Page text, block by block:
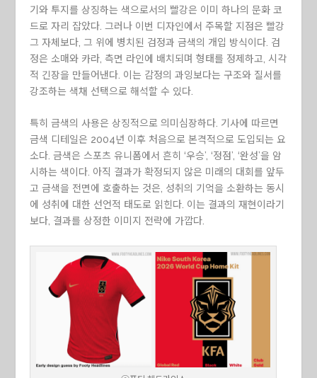
기와 투지를 상징하는 색으로서의 빨강은 이미 하나의 문화 코
드로 자리 잡았다. 그러나 이번 디자인에서 주목할 지점은 빨강
그 자체보다, 그 위에 병치된 검정과 금색의 개입 방식이다. 검
정은 소매와 카라, 측면 라인에 배치되며 형태를 정제하고, 시각
적 긴장을 만들어낸다. 이는 감정의 과잉보다는 구조와 질서를
강조하는 색채 선택으로 해석할 수 있다.
특히 금색의 사용은 상징적으로 의미심장하다. 기사에 따르면
금색 디테일은 2004년 이후 처음으로 본격적으로 도입되는 요
소다. 금색은 스포츠 유니폼에서 흔히 ‘우승’, ‘정점’, ‘완성’을 암
시하는 색이다. 아직 결과가 확정되지 않은 미래의 대회를 앞두
고 금색을 전면에 호출하는 것은, 성취의 기억을 소환하는 동시
에 성취에 대한 선언적 태도로 읽힌다. 이는 결과의 재현이라기
보다, 결과를 상정한 이미지 전략에 가깝다.